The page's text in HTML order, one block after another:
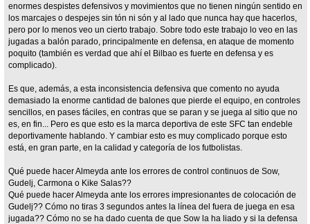
enormes despistes defensivos y movimientos que no tienen ningún sentido en
los marcajes o despejes sin tón ni són y al lado que nunca hay que hacerlos,
pero por lo menos veo un cierto trabajo. Sobre todo este trabajo lo veo en las
jugadas a balón parado, principalmente en defensa, en ataque de momento
poquito (también es verdad que ahí el Bilbao es fuerte en defensa y es
complicado).
Es que, además, a esta inconsistencia defensiva que comento no ayuda
demasiado la enorme cantidad de balones que pierde el equipo, en controles
sencillos, en pases fáciles, en contras que se paran y se juega al sitio que no
es, en fin... Pero es que esto es la marca deportiva de este SFC tan endeble
deportivamente hablando. Y cambiar esto es muy complicado porque esto
está, en gran parte, en la calidad y categoría de los futbolistas.
Qué puede hacer Almeyda ante los errores de control continuos de Sow,
Gudelj, Carmona o Kike Salas??
Qué puede hacer Almeyda ante los errores impresionantes de colocación de
Gudelj?? Cómo no tiras 3 segundos antes la línea del fuera de juega en esa
jugada?? Cómo no se ha dado cuenta de que Sow la ha liado y si la defensa